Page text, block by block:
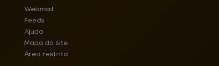
Webmail
Feeds
Ajuda
Mapa do site
Área restrita